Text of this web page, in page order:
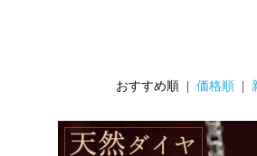
おすすめ順 | 価格順